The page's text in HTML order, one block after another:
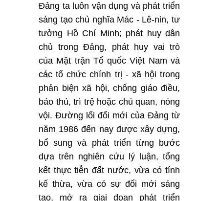
Đảng ta luôn vận dụng và phát triển
sáng tạo chủ nghĩa Mác - Lê-nin, tư
tưởng Hồ Chí Minh; phát huy dân
chủ trong Đảng, phát huy vai trò
của Mặt trận Tổ quốc Việt Nam và
các tổ chức chính trị - xã hội trong
phản biện xã hội, chống giáo điều,
bảo thủ, trì trệ hoặc chủ quan, nóng
vội. Đường lối đổi mới của Đảng từ
năm 1986 đến nay được xây dựng,
bổ sung và phát triển từng bước
dựa trên nghiên cứu lý luận, tổng
kết thực tiễn đất nước, vừa có tính
kế thừa, vừa có sự đổi mới sáng
tạo, mở ra giai đoạn phát triển